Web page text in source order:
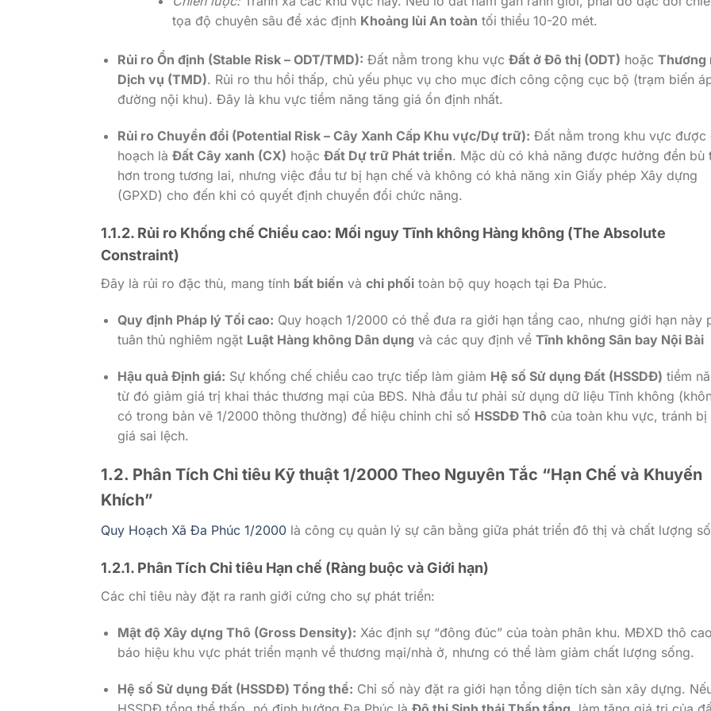
tọa độ chuyên sâu để xác định Khoảng lùi An toàn tối thiểu 10-20 mét.
Rủi ro Ổn định (Stable Risk – ODT/TMD): Đất nằm trong khu vực Đất ở Đô thị (ODT) hoặc Thương
Dịch vụ (TMD). Rủi ro thu hồi thấp, chủ yếu phục vụ cho mục đích công cộng cục bộ (trạm biến
đường nội khu). Đây là khu vực tiềm năng tăng giá ổn định nhất.
Rủi ro Chuyển đổi (Potential Risk – Cây Xanh Cấp Khu vực/Dự trữ): Đất nằm trong khu vực được
hoạch là Đất Cây xanh (CX) hoặc Đất Dự trữ Phát triển. Mặc dù có khả năng được hưởng đền bù
hơn trong tương lai, nhưng việc đầu tư bị hạn chế và không có khả năng xin Giấy phép Xây dựng
(GPXD) cho đến khi có quyết định chuyển đổi chức năng.
1.1.2. Rủi ro Khống chế Chiều cao: Mối nguy Tĩnh không Hàng không (The Absolute
Constraint)
Đây là rủi ro đặc thù, mang tính bất biến và chi phối toàn bộ quy hoạch tại Đa Phúc.
Quy định Pháp lý Tối cao: Quy hoạch 1/2000 có thể đưa ra giới hạn tầng cao, nhưng giới hạn này
tuân thủ nghiêm ngặt Luật Hàng không Dân dụng và các quy định về Tĩnh không Sân bay Nội Bài
Hậu quả Định giá: Sự khống chế chiều cao trực tiếp làm giảm Hệ số Sử dụng Đất (HSSDĐ) tiềm
từ đó giảm giá trị khai thác thương mại của BĐS. Nhà đầu tư phải sử dụng dữ liệu Tĩnh không
có trong bản vẽ 1/2000 thông thường) để hiệu chỉnh chỉ số HSSDĐ Thô của toàn khu vực, tránh bị
giá sai lệch.
1.2. Phân Tích Chỉ tiêu Kỹ thuật 1/2000 Theo Nguyên Tắc “Hạn Chế và Khuyến
Khích”
Quy Hoạch Xã Đa Phúc 1/2000 là công cụ quản lý sự cân bằng giữa phát triển đô thị và chất lượng
1.2.1. Phân Tích Chỉ tiêu Hạn chế (Ràng buộc và Giới hạn)
Các chỉ tiêu này đặt ra ranh giới cứng cho sự phát triển:
Mật độ Xây dựng Thô (Gross Density): Xác định sự “đông đúc” của toàn phân khu. MĐXD thô cao
báo hiệu khu vực phát triển mạnh về thương mại/nhà ở, nhưng có thể làm giảm chất lượng sống.
Hệ số Sử dụng Đất (HSSDĐ) Tổng thể: Chỉ số này đặt ra giới hạn tổng diện tích sàn xây dựng.